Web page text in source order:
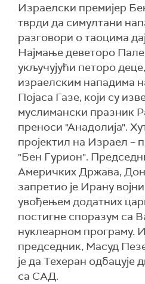
Израелски премијер
тврди да симултани
разговори о таоцима
Најмање деветоро
укључујући петоро
израелским нападима
Појаса Газе, који су
муслимански празник
преноси "Анадолија".
пројектил на Израел –
"Бен Гурион".
Америчких Држава,
запретио је Ирану
увођењем додатних
постигне споразум са
нуклеарном програму.
председник, Масуд
је да Техеран одбацује
са САД.